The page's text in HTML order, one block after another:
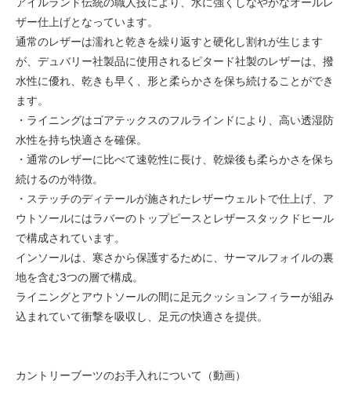
ザー仕上げとなっています。
通常のレザーは濡れと乾きを繰り返すと硬化し割れが生じます
が、デュバリー社製品に使用されるピタード社製のレザーは、撥
水性に優れ、乾きも早く、形と柔らかさを保ち続けることができ
ます。
・ライニングはゴアテックスのフルラインドにより、高い透湿防
水性を持ち快適さを確保。
・通常のレザーに比べて速乾性に長け、乾燥後も柔らかさを保ち
続けるのが特徴。
・ステッチのディテールが施されたレザーウェルトで仕上げ、ア
ウトソールにはラバーのトップピースとレザースタックドヒール
で構成されています。
インソールは、寒さから保護するために、サーマルフォイルの裏
地を含む3つの層で構成。
ライニングとアウトソールの間に足元クッションフィラーが組み
込まれていて衝撃を吸収し、足元の快適さを提供。
カントリーブーツのお手入れについて（動画）